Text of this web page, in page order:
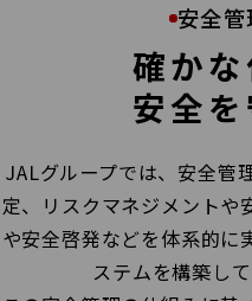
安全
確か
安全を
JALグループでは、安全管
定、リスクマネジメントや
や安全啓発などを体系的に
ステムを構築して